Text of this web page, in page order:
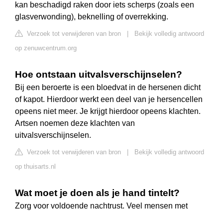
kan beschadigd raken door iets scherps (zoals een
glasverwonding), beknelling of overrekking.
Verzoek tot verwijderen van bron
Bekijk volledig antwoord
op zenuwcentrum.org
Hoe ontstaan uitvalsverschijnselen?
Bij een beroerte is een bloedvat in de hersenen dicht
of kapot. Hierdoor werkt een deel van je hersencellen
opeens niet meer. Je krijgt hierdoor opeens klachten.
Artsen noemen deze klachten van
uitvalsverschijnselen.
Verzoek tot verwijderen van bron
Bekijk volledig antwoord
op thuisarts.nl
Wat moet je doen als je hand tintelt?
Zorg voor voldoende nachtrust. Veel mensen met